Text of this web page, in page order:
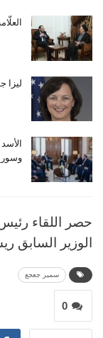
ليزا
حصر اللقاء
الوزير السابق
سمير جعجع
0